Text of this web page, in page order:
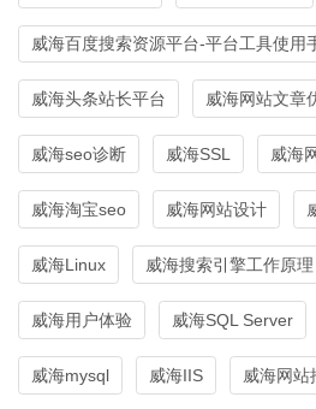
威海百度搜索资源平台-平台工具使用
威海头条站长平台 威海网站文章
威海seo诊断 威海SSL 威海
威海淘宝seo 威海网站设计
威海Linux 威海搜索引擎工作原理
威海用户体验 威海SQL Server
威海mysql 威海IIS 威海网站